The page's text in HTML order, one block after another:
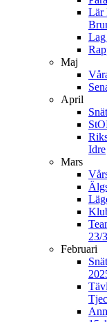
Lär
Maj
April
Idre
Mars
23/3
Februari